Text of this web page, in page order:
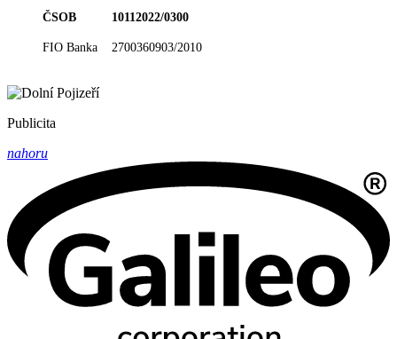
ČSOB 10112022/0300
FIO Banka 2700360903/2010
Publicita
nahoru